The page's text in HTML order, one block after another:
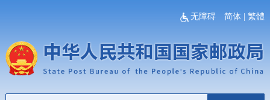
无障碍 简体 |繁體